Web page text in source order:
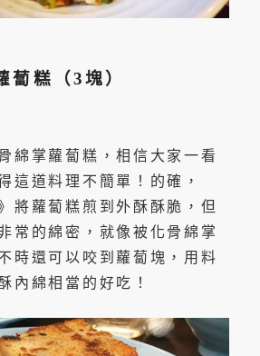
蔔糕（3塊）
綿掌蘿蔔糕，相信大家一看
這道料理不簡單！的確，
將蘿蔔糕煎到外酥酥脆，但
常的綿密，就像被化骨綿掌
時還可以咬到蘿蔔塊，用料
內綿相當的好吃！